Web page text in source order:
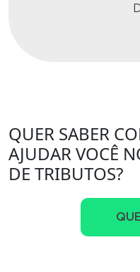
QUER SABER
AJUDAR VOCÊ
DE TRIBUTOS?